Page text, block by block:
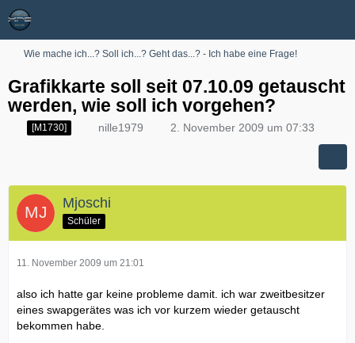
Wie mache ich...? Soll ich...? Geht das...? - Ich habe eine Frage!
Grafikkarte soll seit 07.10.09 getauscht
werden, wie soll ich vorgehen?
[M1730] nille1979 2. November 2009 um 07:33
Mjoschi
Schüler
11. November 2009 um 21:01
also ich hatte gar keine probleme damit. ich war zweitbesitzer
eines swapgerätes was ich vor kurzem wieder getauscht
bekommen habe.